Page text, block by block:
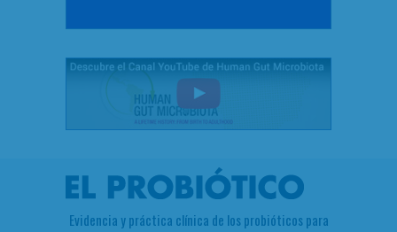
Evidencia y práctica clínica de los probióticos para